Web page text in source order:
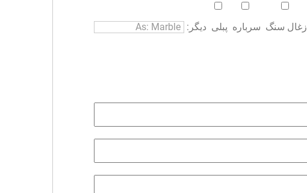
زغال سنگ سرباره پبلی دیگر: